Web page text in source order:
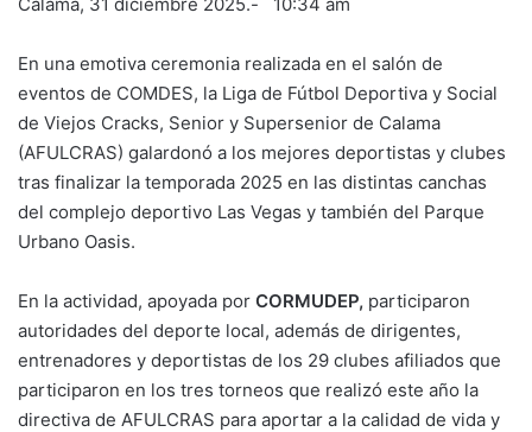
En una emotiva ceremonia realizada en el salón de
eventos de COMDES, la Liga de Fútbol Deportiva y Social
de Viejos Cracks, Senior y Supersenior de Calama
(AFULCRAS) galardonó a los mejores deportistas y clubes
tras finalizar la temporada 2025 en las distintas canchas
del complejo deportivo Las Vegas y también del Parque
Urbano Oasis.
En la actividad, apoyada por CORMUDEP, participaron
autoridades del deporte local, además de dirigentes,
entrenadores y deportistas de los 29 clubes afiliados que
participaron en los tres torneos que realizó este año la
directiva de AFULCRAS para aportar a la calidad de vida y